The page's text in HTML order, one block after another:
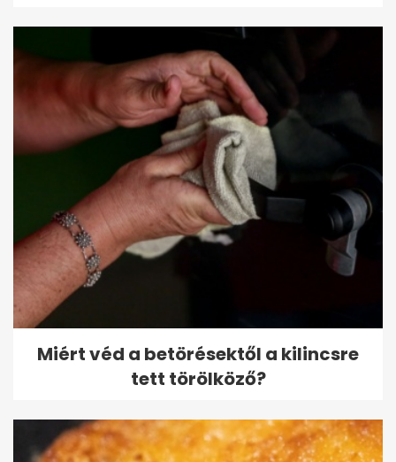
Miért véd a betörésektől a kilincsre
tett törölköző?